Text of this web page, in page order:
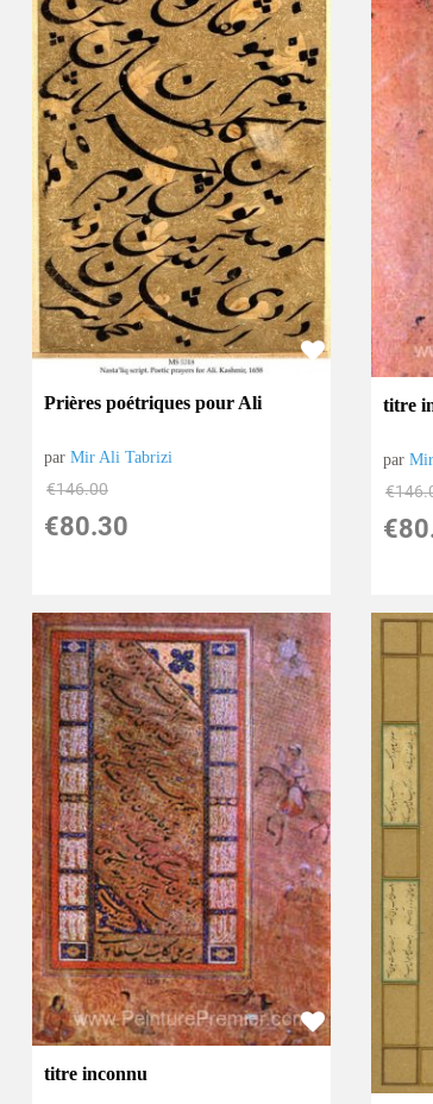
Prières poétriques pour Ali
parMir Ali Tabrizi
€146.00
€80.30
titre
par
€
€
titre inconnu